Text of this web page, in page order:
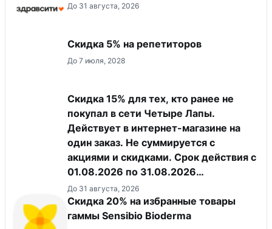
До 31 августа, 2026
Скидка 5% на репетиторов
До 7 июля, 2028
Скидка 15% для тех, кто ранее не
покупал в сети Четыре Лапы.
Действует в интернет-магазине на
один заказ. Не суммируется с
акциями и скидками. Срок действия с
01.08.2026 по 31.08.2026
(включительно).
До 31 августа, 2026
Скидка 20% на избранные товары
гаммы Sensibio Bioderma